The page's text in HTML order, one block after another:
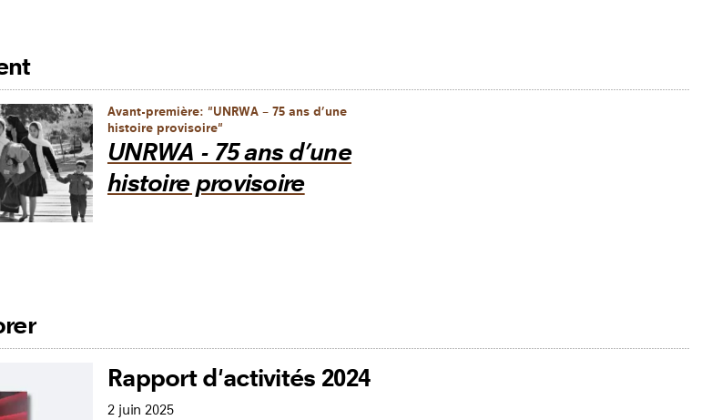
Avant-première: "UNRWA – 75 ans d’une
histoire provisoire"
UNRWA - 75 ans d’une
histoire provisoire
Rapport d'activités 2024
2 juin 2025